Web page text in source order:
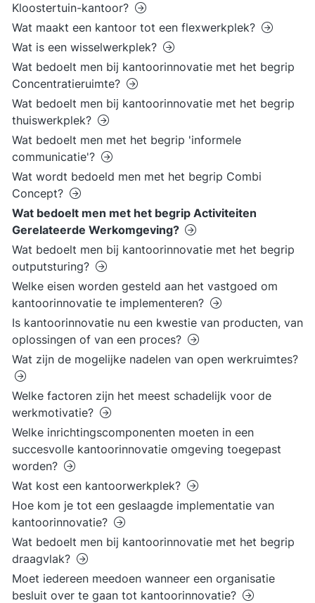
Kloostertuin-kantoor?
Wat maakt een kantoor tot een flexwerkplek?
Wat is een wisselwerkplek?
Wat bedoelt men bij kantoorinnovatie met het begrip
Concentratieruimte?
Wat bedoelt men bij kantoorinnovatie met het begrip
thuiswerkplek?
Wat bedoelt men met het begrip 'informele
communicatie'?
Wat wordt bedoeld men met het begrip Combi
Concept?
Wat bedoelt men met het begrip Activiteiten
Gerelateerde Werkomgeving?
Wat bedoelt men bij kantoorinnovatie met het begrip
outputsturing?
Welke eisen worden gesteld aan het vastgoed om
kantoorinnovatie te implementeren?
Is kantoorinnovatie nu een kwestie van producten, van
oplossingen of van een proces?
Wat zijn de mogelijke nadelen van open werkruimtes?
Welke factoren zijn het meest schadelijk voor de
werkmotivatie?
Welke inrichtingscomponenten moeten in een
succesvolle kantoorinnovatie omgeving toegepast
worden?
Wat kost een kantoorwerkplek?
Hoe kom je tot een geslaagde implementatie van
kantoorinnovatie?
Wat bedoelt men bij kantoorinnovatie met het begrip
draagvlak?
Moet iedereen meedoen wanneer een organisatie
besluit over te gaan tot kantoorinnovatie?